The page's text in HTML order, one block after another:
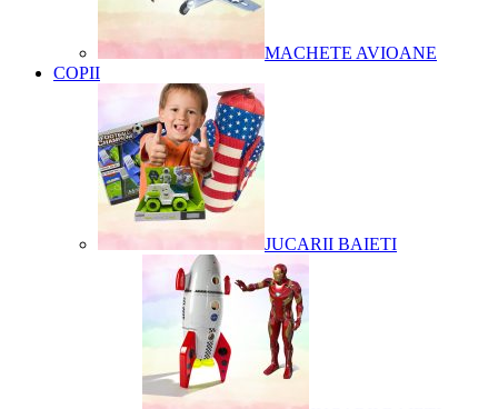
MACHETE AVIOANE
COPII
JUCARII BAIETI